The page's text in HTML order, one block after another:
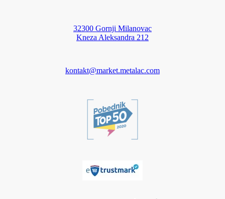
32300 Gornji Milanovac
Kneza Aleksandra 212
kontakt@market.metalac.com